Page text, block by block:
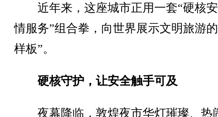
近年来，这座城市正用一套“硬核
情服务”组合拳，向世界展示文明旅游
样板”。
硬核守护，让安全触手可及
夜幕降临，敦煌夜市华灯璀璨、热